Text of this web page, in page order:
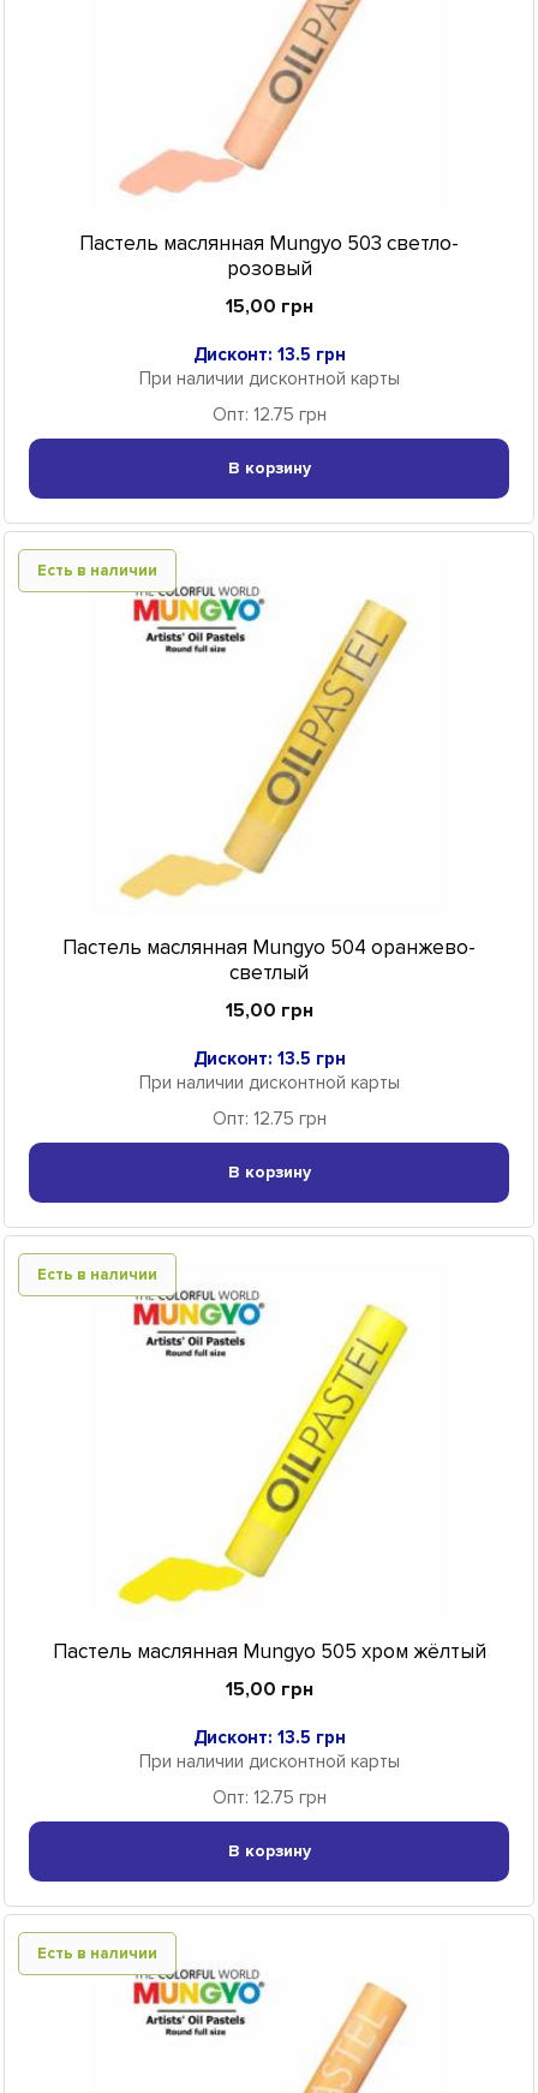
Пастель маслянная Mungyo 503 светло-
розовый
15,00 грн
Дисконт: 13.5 грн
При наличии дисконтной карты
Опт: 12.75 грн
В корзину
Есть в наличии
Пастель маслянная Mungyo 504 оранжево-
светлый
15,00 грн
Дисконт: 13.5 грн
При наличии дисконтной карты
Опт: 12.75 грн
В корзину
Есть в наличии
Пастель маслянная Mungyo 505 хром жёлтый
15,00 грн
Дисконт: 13.5 грн
При наличии дисконтной карты
Опт: 12.75 грн
В корзину
Есть в наличии